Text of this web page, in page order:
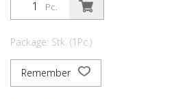
Pc.
Package: Stk. (1Pc.)
Remember